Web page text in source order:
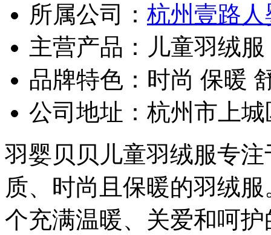
所属公司： 杭州壹路
主营产品： 儿童羽绒服
品牌特色： 时尚 保暖
公司地址： 杭州市上
羽婴贝贝儿童羽绒服专
质、时尚且保暖的羽绒
个充满温暖、关爱和呵